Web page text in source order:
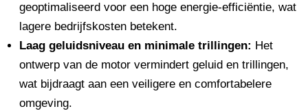
geoptimaliseerd voor een hoge energie-efficiëntie, wat
lagere bedrijfskosten betekent.
Laag geluidsniveau en minimale trillingen: Het
ontwerp van de motor vermindert geluid en trillingen,
wat bijdraagt ​​aan een veiligere en comfortabelere
omgeving.